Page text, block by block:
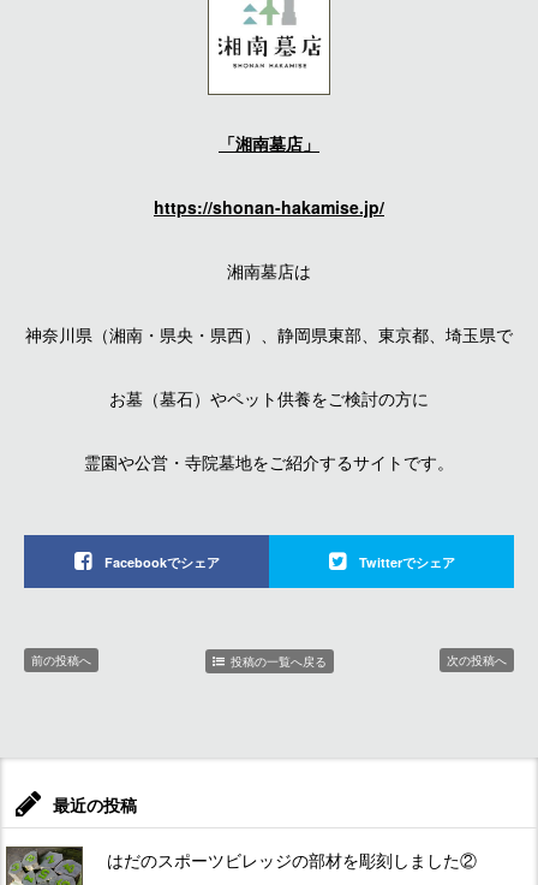
「湘南墓店」
https://shonan-hakamise.jp/
湘南墓店は
神奈川県（湘南・県央・県西）、静岡県東部、東京都、埼玉県で
お墓（墓石）やペット供養をご検討の方に
霊園や公営・寺院墓地をご紹介するサイトです。
Facebookでシェア Twitterでシェア
前の投稿へ 投稿の一覧へ戻る 次の投稿へ
最近の投稿
はだのスポーツビレッジの部材を彫刻しました②